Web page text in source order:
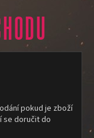
pokud je zboží
se doručit do